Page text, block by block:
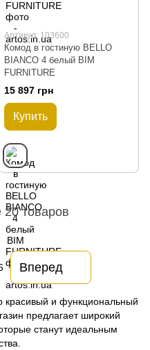
Артикул: 103600
Комод в гостиную BELLO
BIANCO 4 белый BIM
FURNITURE
15 897 грн
Купить
товаров
Вперед
красивый и функциональный
предлагает широкий
станут идеальным